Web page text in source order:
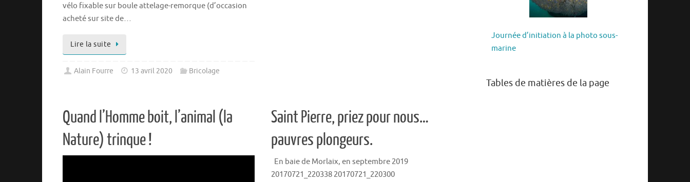
vélo fixable sur boule attelage-remorque (d’occasion
acheté sur site de…
Lire la suite
Alain Fourre 13 avril 2020 Bricolage
Quand l’Homme boit, l’animal (la
Nature) trinque !
Saint Pierre, priez pour nous…
pauvres plongeurs.
En baie de Morlaix, en septembre 2019
20170721_220338 20170721_220300
Journée d’initiation à la photo sous-
marine
Tables de matières de la page